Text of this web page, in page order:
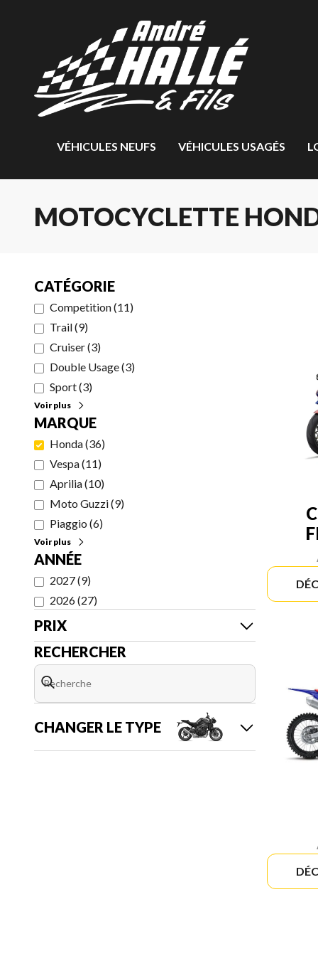
VÉHICULES NEUFS VÉHICULES USAGÉS
MOTOCYCLETTE
CATÉGORIE
Competition(11)
Trail(9)
Cruiser(3)
Double Usage(3)
Sport(3)
Voir plus
MARQUE
Honda(36)
Vespa(11)
Aprilia(10)
Moto Guzzi(9)
Piaggio (6)
Voir plus
ANNÉE
2027(9)
2026(27)
PRIX
RECHERCHER
CHANGER LE TYPE